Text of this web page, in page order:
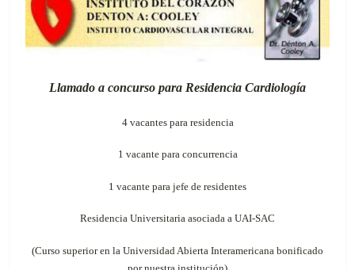
Llamado a concurso para Residencia Cardiología
4 vacantes para residencia
1 vacante para concurrencia
1 vacante para jefe de residentes
Residencia Universitaria asociada a UAI-SAC
(Curso superior en la Universidad Abierta Interamericana bonificado